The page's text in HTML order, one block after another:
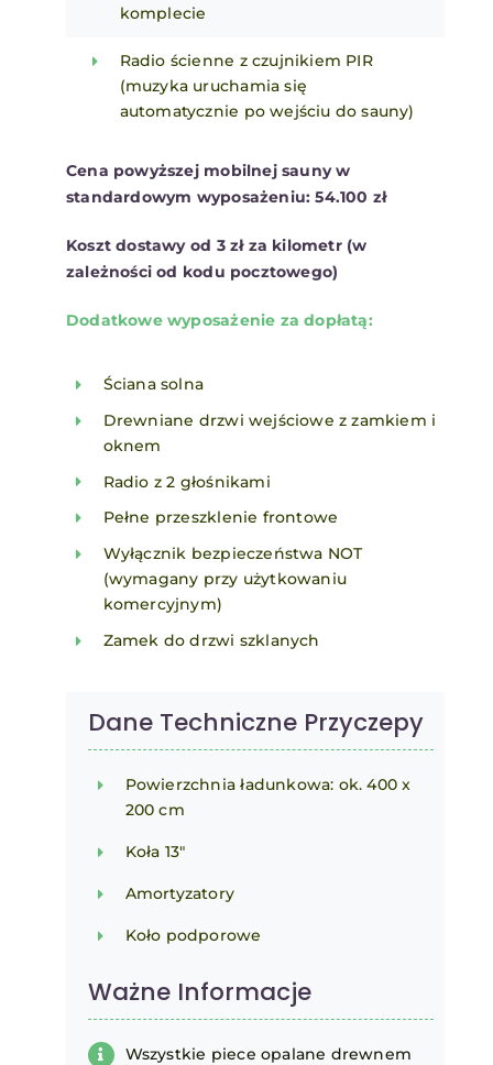
komplecie
Radio ścienne z czujnikiem PIR
(muzyka uruchamia się
automatycznie po wejściu do sauny)
Cena powyższej mobilnej sauny w
standardowym wyposażeniu: 54.100 zł
Koszt dostawy od 3 zł za kilometr (w
zależności od kodu pocztowego)
Dodatkowe wyposażenie za dopłatą:
Ściana solna
Drewniane drzwi wejściowe z zamkiem i
oknem
Radio z 2 głośnikami
Pełne przeszklenie frontowe
Wyłącznik bezpieczeństwa NOT
(wymagany przy użytkowaniu
komercyjnym)
Zamek do drzwi szklanych
Dane Techniczne Przyczepy
Powierzchnia ładunkowa: ok. 400 x
200 cm
Koła 13"
Amortyzatory
Koło podporowe
Ważne Informacje
Wszystkie piece opalane drewnem